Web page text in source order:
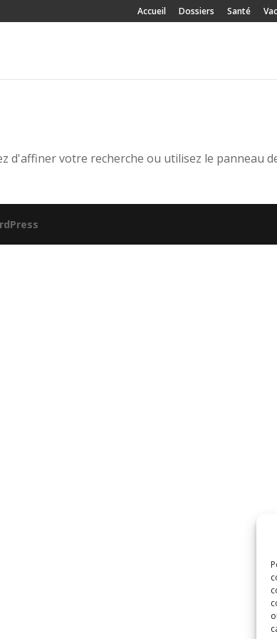
Accueil Dossiers Santé
d'affiner votre recherche ou utilisez le panneau